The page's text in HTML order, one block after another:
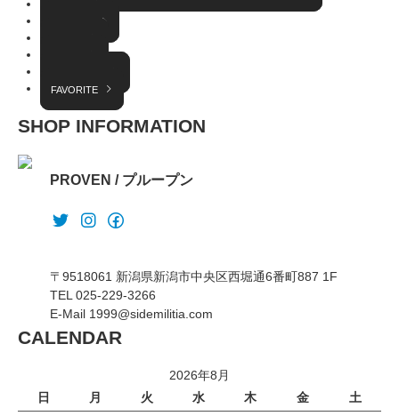
FAVORITE
SHOP INFORMATION
PROVEN / プループン
〒9518061 新潟県新潟市中央区西堀通6番町887 1F
TEL 025-229-3266
E-Mail 1999@sidemilitia.com
CALENDAR
2026年8月
日
月 火 水 木 金
土